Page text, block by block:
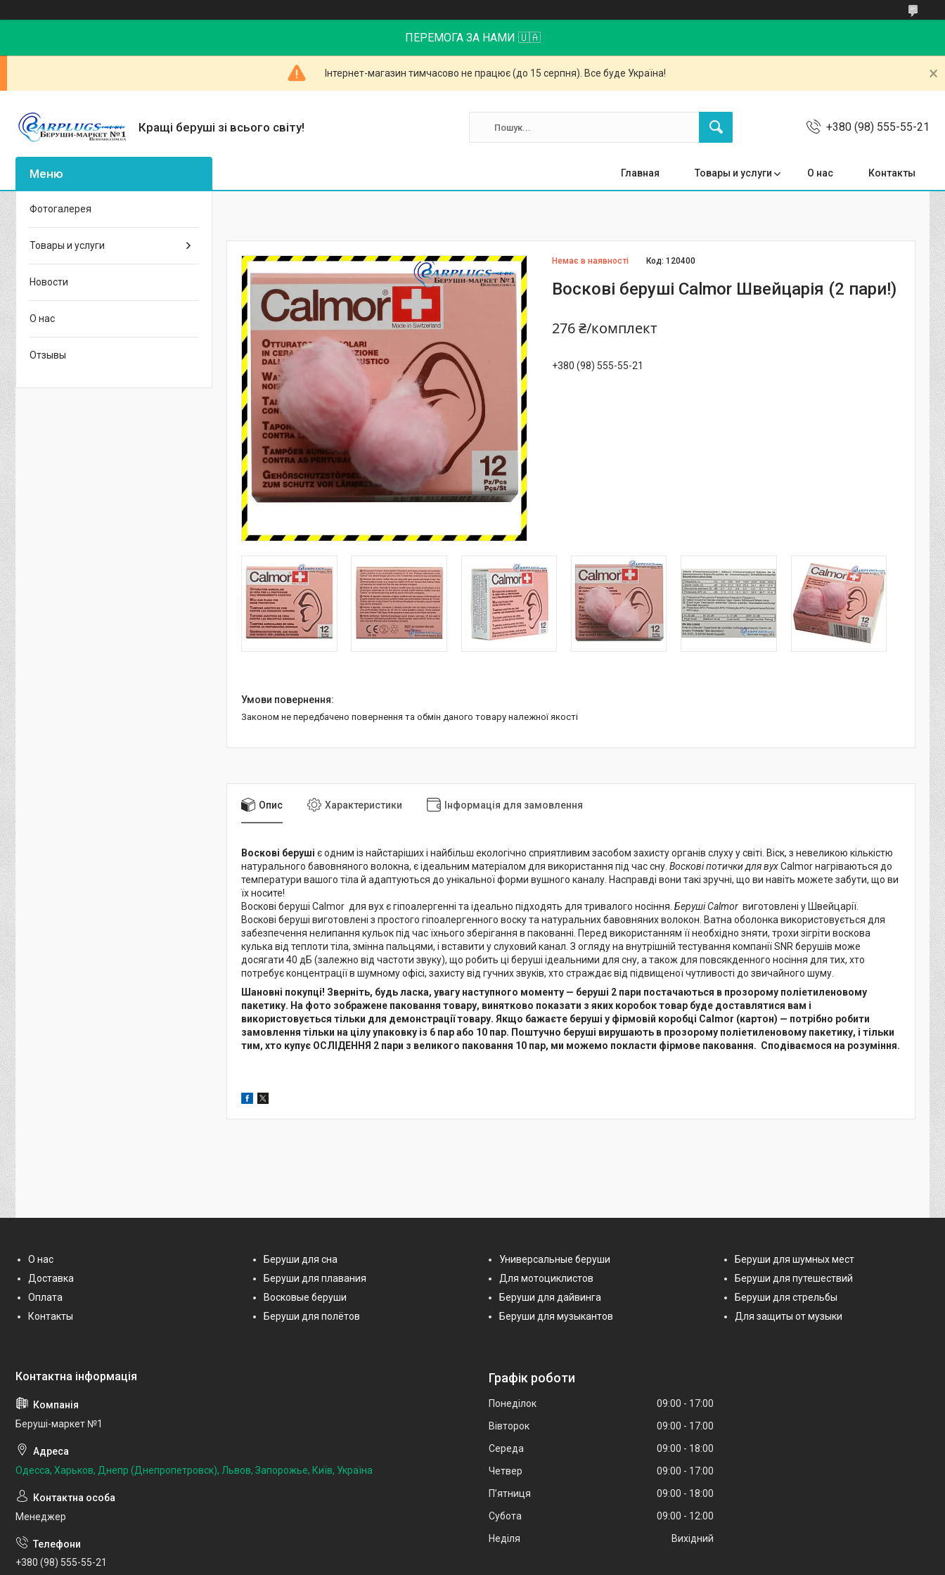
ПЕРЕМОГА ЗА НАМИ 🇺🇦
Інтернет-магазин тимчасово не працює (до 15 серпня). Все буде Україна!
Кращі беруші зі всього світу! +380 (98) 555-55-21
Главная Товары и услуги О нас Контакты
Немає в наявності Код:120400
Воскові беруші Calmor Швейцарія (2 пари!)
276 ₴/комплект
+380 (98) 555-55-21
Законом не передбачено повернення та обмін даного товару належної якості
Опис Характеристики Інформація для замовлення
Воскові беруші є одним із найстаріших і найбільш екологічно сприятливим засобом захисту органів слуху у світі. Віск, з невеликою кількістю
натурального бавовняного волокна, є ідеальним матеріалом для використання під час сну. Воскові потички для вухCalmor нагріваються до
температури вашого тіла й адаптуються до унікальної форми вушного каналу. Насправді вони такі зручні, що ви навіть можете забути, що ви
їх носите!
Воскові беруші Calmor для вух є гіпоалергенні та ідеально підходять для тривалого носіння. Беруші Calmor виготовлені у Швейцарії.
Воскові беруші виготовлені з простого гіпоалергенного воску та натуральних бавовняних волокон. Ватна оболонка використовується для
забезпечення нелипання кульок під час їхнього зберігання в пакованні. Перед використанням її необхідно зняти, трохи зігріти воскова
кулька від теплоти тіла, змінна пальцями, і вставити у слуховий канал. З огляду на внутрішній тестування компанії SNR берушів може
досягати 40 дБ (залежно від частоти звуку), що робить ці беруші ідеальними для сну, а також для повсякденного носіння для тих, хто
потребує концентрації в шумному офісі, захисту від гучних звуків, хто страждає від підвищеної чутливості до звичайного шуму.
Шановні покупці! Зверніть, будь ласка, увагу наступного моменту — беруші 2 пари постачаються в прозорому поліетиленовому
пакетику. На фото зображене паковання товару, винятково показати з яких коробок товар буде доставлятися вам і
використовується тільки для демонстрації товару. Якщо бажаєте беруші у фірмовій коробці Calmor (картон) — потрібно робити
замовлення тільки на цілу упаковку із 6 пар або 10 пар. Поштучно беруші вирушають в прозорому поліетиленовому пакетику, і тільки
тим, хто купує ОСЛІДЕННЯ 2 пари з великого паковання 10 пар, ми можемо покласти фірмове паковання. Сподіваємося на розуміння.
Фотогалерея
Товары и услуги
Новости
О нас
Отзывы
О нас
Доставка
Оплата
Контакты
Беруши для сна
Беруши для плавания
Восковые беруши
Беруши для полётов
Универсальные беруши
Для мотоциклистов
Беруши для дайвинга
Беруши для музыкантов
Беруши для шумных мест
Беруши для путешествий
Беруши для стрельбы
Для защиты от музыки
Беруші-маркет №1
Одесса, Харьков, Днепр (Днепропетровск), Львов, Запорожье, Київ, Україна
Менеджер
+380 (98) 555-55-21
Графік роботи
Понеділок 09:00
17:00
Вівторок
09:00
17:00
Середа
09:00
18:00
Четвер
09:00
17:00
Пʼятниця
09:00
18:00
Субота
09:00
12:00
Неділя
Вихідний